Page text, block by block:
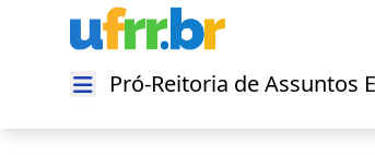
Abrir menu
Pró-Reitoria de Assuntos